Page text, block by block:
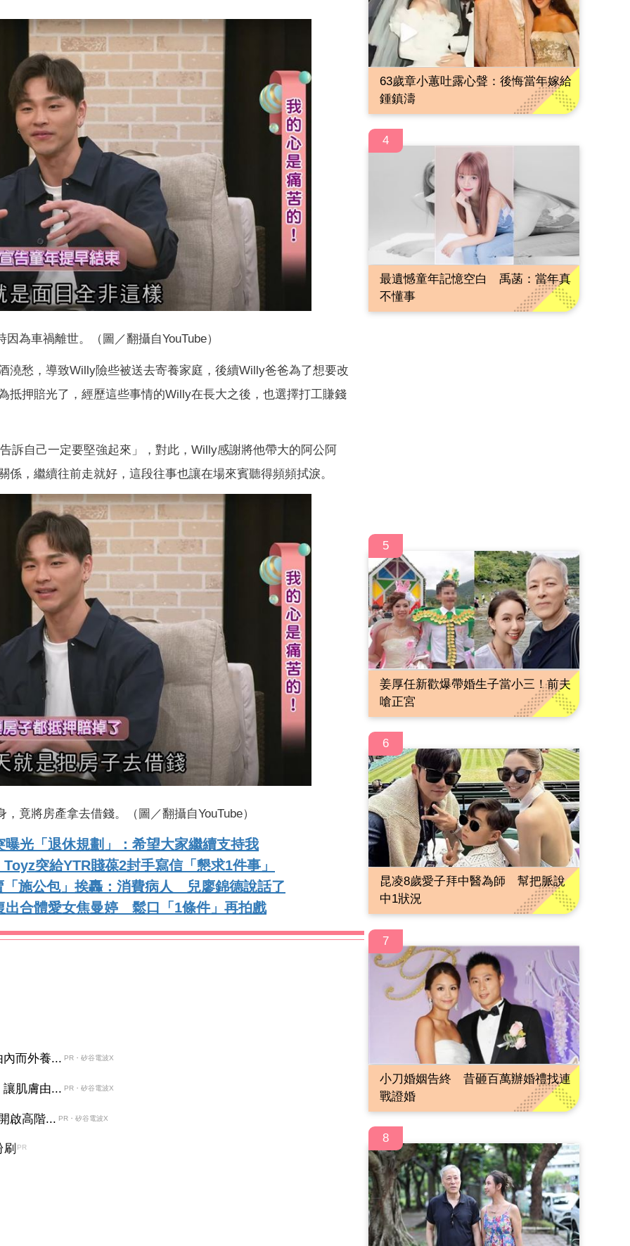
為車禍離世。（圖／翻攝自YouTube）
澆愁，導致Willy險些被送去寄養家庭，後續Willy爸爸為了想要改
抵押賠光了，經歷這些事情的Willy在長大之後，也選擇打工賺錢
訴自己一定要堅強起來」，對此，Willy感謝將他帶大的阿公阿
，繼續往前走就好，這段往事也讓在場來賓聽得頻頻拭淚。
竟將房產拿去借錢。（圖／翻攝自YouTube）
光「退休規劃」：希望大家繼續支持我
突給YTR賤葆2封手寫信「懇求1件事」
「施公包」挨轟：消費病人 兒廖錦德說話了
出合體愛女焦曼婷 鬆口「1條件」再拍戲
而外養... PR・矽谷電波X
肌膚由... PR・矽谷電波X
啟高階... PR・矽谷電波X
PR
63歲章小蕙吐露心聲：後悔當年嫁給
鍾鎮濤
4
最遺憾童年記憶空白 禹菡：當年真
不懂事
5
姜厚任新歡爆帶婚生子當小三！前夫
嗆正宮
6
昆凌8歲愛子拜中醫為師 幫把脈說
中1狀況
7
小刀婚姻告終 昔砸百萬辦婚禮找連
戰證婚
8